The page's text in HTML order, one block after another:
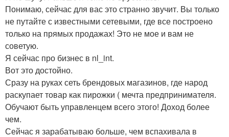
Понимаю, сейчас для вас это странно звучит. Вы только
не путайте с известными сетевыми, где все построено
только на прямых продажах! Это не мое и вам не
советую.
Я сейчас про бизнес в nl_int.
Вот это достойно.
Сразу на руках сеть брендовых магазинов, где народ
раскупает товар как пирожки ( мечта предпринимателя.
Обучают быть управленцем всего этого! Доход более
чем.
Сейчас я зарабатываю больше, чем вспахивала в